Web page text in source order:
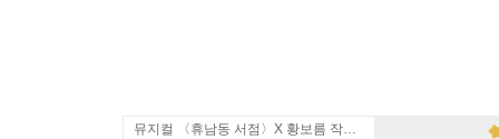
뮤지컬 〈휴남동 서점〉X 황보름 작가 북토크